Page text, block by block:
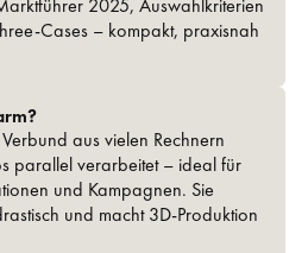
Cases – kompakt, praxisnah
aus vielen Rechnern
parallel verarbeitet – ideal für
und Kampagnen. Sie
und macht 3D-Produktion